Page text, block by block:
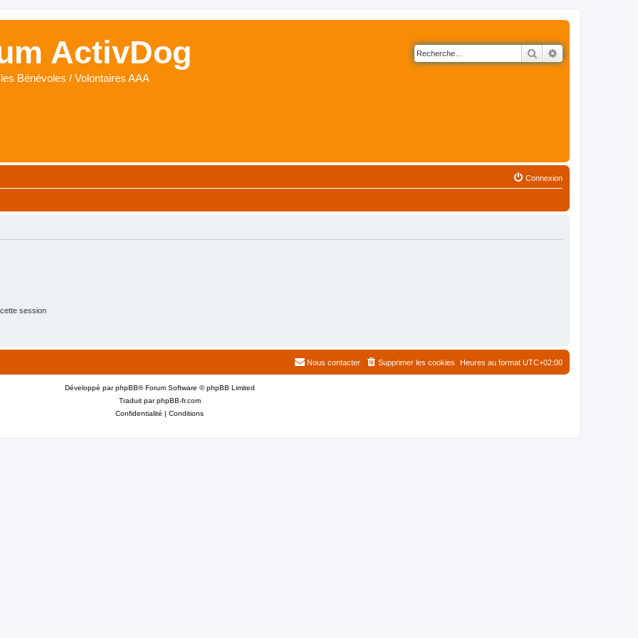
ActivDog
Bénévoles / Volontaires AAA
Rechercher
Connexion
session
Heures au format UTC+02:00
Supprimer les cookies
Nous contacter
Développé parphpBB® Forum Software © phpBB Limited
Traduit parphpBB-fr.com
Confidentialité | Conditions